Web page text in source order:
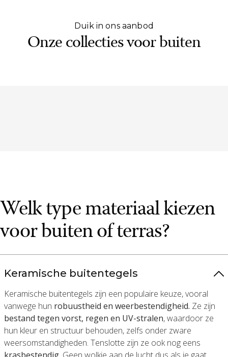
Duik in ons aanbod
Onze collecties voor buiten
Welk type materiaal kiezen
voor buiten of terras?
Keramische buitentegels
Keramische buitentegels zijn een populaire keuze, vooral
vanwege hun robuustheid en weerbestendigheid. Ze zijn
bestand tegen vorst, regen en UV-stralen, waardoor ze
hun kleur en structuur behouden, zelfs onder zware
weersomstandigheden. Tenslotte zijn ze ook nog eens